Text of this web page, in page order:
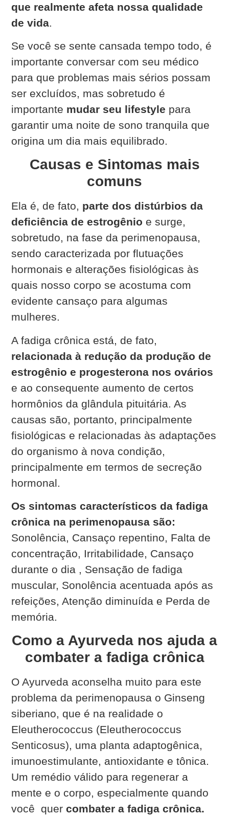
que realmente afeta nossa qualidade
de vida
Se você se sente cansada tempo todo, é
importante conversar com seu médico
para que problemas mais sérios possam
ser excluídos, mas sobretudo é
importante mudar seu lifestyle para
garantir uma noite de sono tranquila que
origina um dia mais equilibrado.
Causas e Sintomas mais
comuns
Ela é, de fato, parte dos distúrbios da
deficiência de estrogênio e surge,
sobretudo, na fase da perimenopausa,
sendo caracterizada por flutuações
hormonais e alterações fisiológicas às
quais nosso corpo se acostuma com
evidente cansaço para algumas
mulheres.
A fadiga crônica está, de fato,
relacionada à redução da produção de
estrogênio e progesterona nos ovários
e ao consequente aumento de certos
hormônios da glândula pituitária. As
causas são, portanto, principalmente
fisiológicas e relacionadas às adaptações
do organismo à nova condição,
principalmente em termos de secreção
hormonal.
Os sintomas característicos da fadiga
crônica na perimenopausa são:
Sonolência, Cansaço repentino, Falta de
concentração, Irritabilidade, Cansaço
durante o dia , Sensação de fadiga
muscular, Sonolência acentuada após as
refeições,Atenção diminuída e Perda de
memória.
Como a Ayurveda nos ajuda a
combater a fadiga crônica
O Ayurveda aconselha muito para este
problema da perimenopausa o Ginseng
siberiano, que é na realidade o
Eleutherococcus (Eleutherococcus
Senticosus), uma planta adaptogênica,
imunoestimulante, antioxidante e tônica.
Um remédio válido para regenerar a
mente e o corpo, especialmente quando
você quercombater a fadiga crônica.